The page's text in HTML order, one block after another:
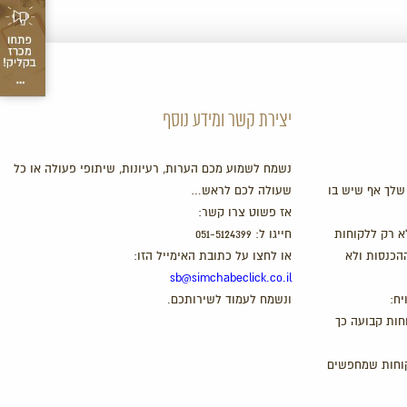
אף שיש בו
רק ללקוחות
ולא
קבועה כך
שמחפשים
יצירת קשר ומידע נוסף
נשמח לשמוע מכם הערות, רעיונות, שיתופי פעולה או כל
שעולה לכם לראש…
אז פשוט צרו קשר:
חייגו ל: 051-5124399
או לחצו על כתובת האימייל הזו:
sb@simchabeclick.co.il
ונשמח לעמוד לשירותכם.